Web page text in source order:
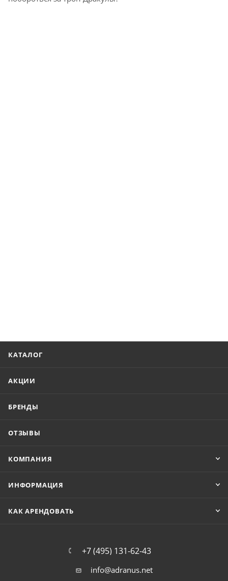
КАТАЛОГ
АКЦИИ
БРЕНДЫ
ОТЗЫВЫ
КОМПАНИЯ
ИНФОРМАЦИЯ
КАК АРЕНДОВАТЬ
+7 (495) 131-62-43
info@adranus.net